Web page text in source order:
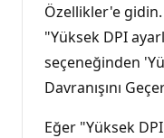
Özellikler'e
"Yüksek DPI
seçeneğinden
Davranışını
Eğer "Yüksek